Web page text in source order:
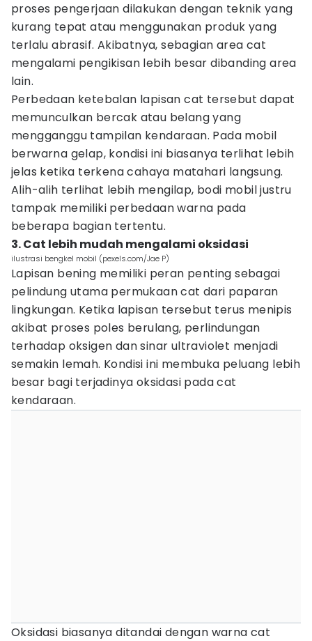
proses pengerjaan dilakukan dengan teknik yang
kurang tepat atau menggunakan produk yang
terlalu abrasif. Akibatnya, sebagian area cat
mengalami pengikisan lebih besar dibanding area
lain.
Perbedaan ketebalan lapisan cat tersebut dapat
memunculkan bercak atau belang yang
mengganggu tampilan kendaraan. Pada mobil
berwarna gelap, kondisi ini biasanya terlihat lebih
jelas ketika terkena cahaya matahari langsung.
Alih-alih terlihat lebih mengilap, bodi mobil justru
tampak memiliki perbedaan warna pada
beberapa bagian tertentu.
3. Cat lebih mudah mengalami oksidasi
ilustrasi bengkel mobil (pexels.com/Jae P)
Lapisan bening memiliki peran penting sebagai
pelindung utama permukaan cat dari paparan
lingkungan. Ketika lapisan tersebut terus menipis
akibat proses poles berulang, perlindungan
terhadap oksigen dan sinar ultraviolet menjadi
semakin lemah. Kondisi ini membuka peluang lebih
besar bagi terjadinya oksidasi pada cat
kendaraan.
Oksidasi biasanya ditandai dengan warna cat